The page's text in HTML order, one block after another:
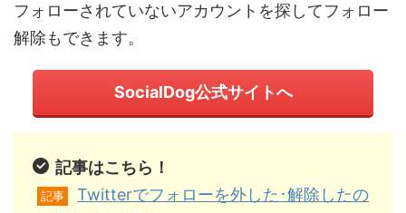
フォローされていないアカウントを探してフォロー
解除もできます。
SocialDog公式サイトへ
記事はこちら！
記事
Twitterでフォローを外した･解除したの